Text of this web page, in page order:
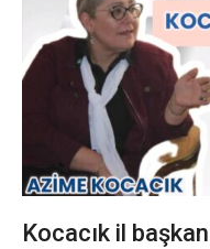
Kocacık il